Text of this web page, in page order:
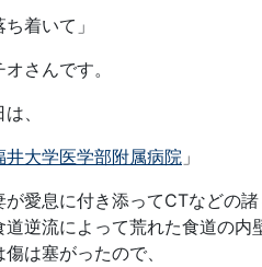
ち着いて」
オさんです。
、
井大学医学部附属病院 」
が愛息に付き添ってCTなどの諸
道逆流によって荒れた食道の内
傷は塞がったので、